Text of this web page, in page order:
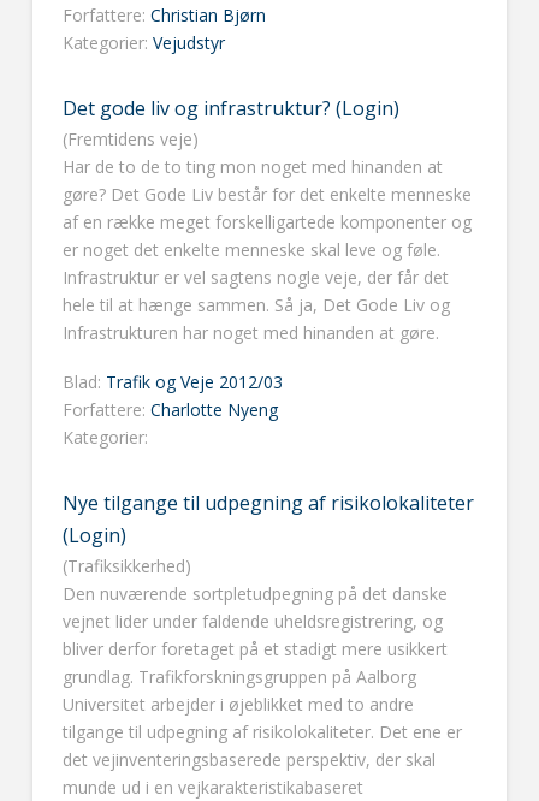
Forfattere: Christian Bjørn
Kategorier: Vejudstyr
Det gode liv og infrastruktur? (Login)
(Fremtidens veje)
Har de to de to ting mon noget med hinanden at
gøre? Det Gode Liv består for det enkelte menneske
af en række meget forskelligartede komponenter og
er noget det enkelte menneske skal leve og føle.
Infrastruktur er vel sagtens nogle veje, der får det
hele til at hænge sammen. Så ja, Det Gode Liv og
Infrastrukturen har noget med hinanden at gøre.
Blad: Trafik og Veje 2012/03
Forfattere: Charlotte Nyeng
Kategorier:
Nye tilgange til udpegning af risikolokaliteter
(Login)
(Trafiksikkerhed)
Den nuværende sortpletudpegning på det danske
vejnet lider under faldende uheldsregistrering, og
bliver derfor foretaget på et stadigt mere usikkert
grundlag. Trafikforskningsgruppen på Aalborg
Universitet arbejder i øjeblikket med to andre
tilgange til udpegning af risikolokaliteter. Det ene er
det vejinventeringsbaserede perspektiv, der skal
munde ud i en vejkarakteristikabaseret